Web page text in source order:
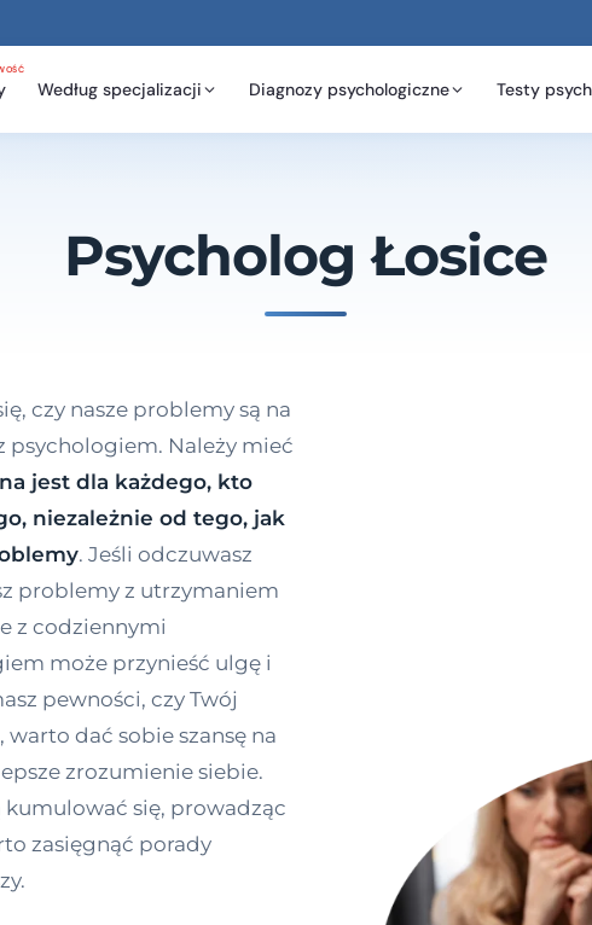
Według specjalizacji Diagnozy psychologiczne Testy
Psycholog Łosice
czy nasze problemy są na
psychologiem. Należy mieć
jest dla każdego, kto
niezależnie od tego, jak
. Jeśli odczuwasz
problemy z utrzymaniem
z codziennymi
może przynieść ulgę i
pewności, czy Twój
dać sobie szansę na
zrozumienie siebie.
się, prowadząc
zasięgnąć porady